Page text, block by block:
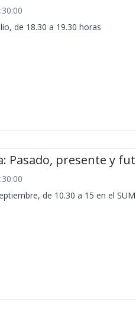
de 18.30 a 19.30 horas
Pasado, presente y
de 10.30 a 15 en el